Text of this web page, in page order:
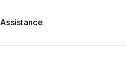
Assistance